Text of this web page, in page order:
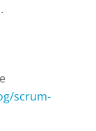
scrum-